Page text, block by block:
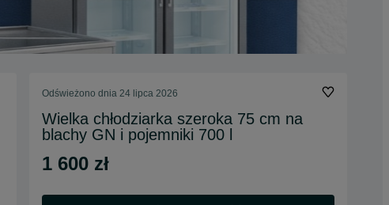
Odświeżono dnia 24 lipca 2026
Wielka chłodziarka szeroka 75 cm na
blachy GN i pojemniki 700 l
1 600 zł